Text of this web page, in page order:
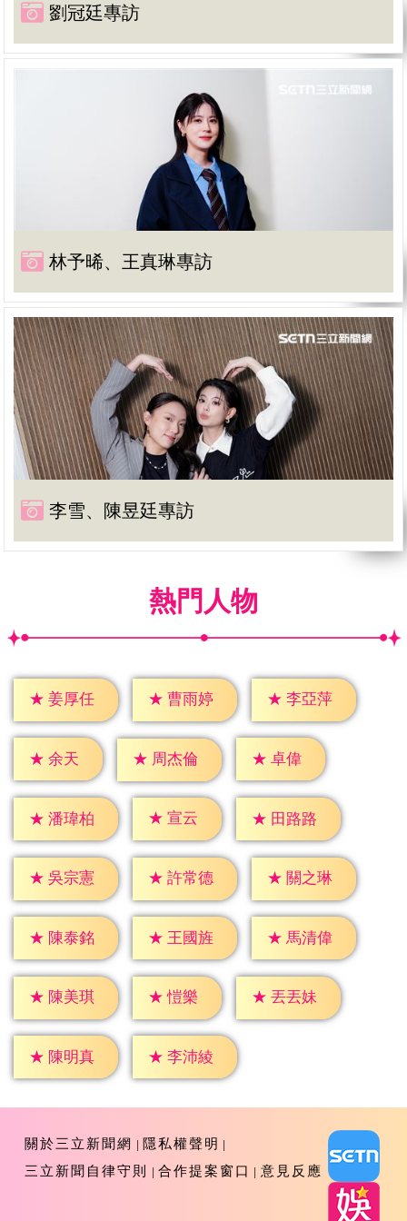
劉冠廷專訪
林予晞、王真琳專訪
李雪、陳昱廷專訪
熱門人物
★ 姜厚任 ★ 曹雨婷 ★ 李亞萍
★ 余天 ★ 周杰倫 ★ 卓偉
★ 潘瑋柏 ★ 宣云 ★ 田路路
★ 吳宗憲 ★ 許常德 ★ 關之琳
★ 陳泰銘 ★ 王國旌 ★ 馬清偉
★ 陳美琪 ★ 愷樂 ★ 丟丟妹
★ 陳明真 ★ 李沛綾
關於三立新聞網
隱私權聲明
三立新聞自律守則
合作提案窗口 意見反應